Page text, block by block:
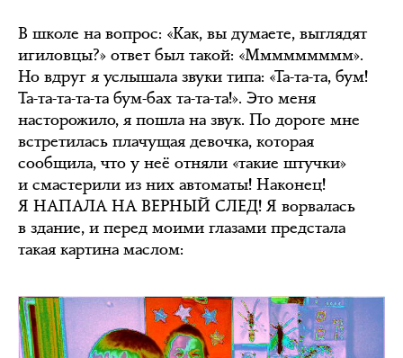
В школе на вопрос: «Как, вы думаете, выглядят
игиловцы?» ответ был такой: «Ммммммммм».
Но вдруг я услышала звуки типа: «Та-та-та, бум!
Та-та-та-та-та бум-бах та-та-та!». Это меня
насторожило, я пошла на звук. По дороге мне
встретилась плачущая девочка, которая
сообщила, что у неё отняли «такие штучки»
и смастерили из них автоматы! Наконец!
Я НАПАЛА НА ВЕРНЫЙ СЛЕД! Я ворвалась
в здание, и перед моими глазами предстала
такая картина маслом: